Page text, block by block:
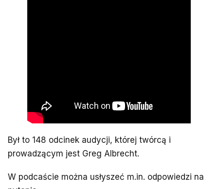
Był to 148 odcinek audycji, której twórcą i
prowadzącym jest Greg Albrecht.
W podcaście można usłyszeć m.in. odpowiedzi na